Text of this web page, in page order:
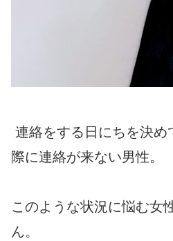
連絡をする日にちを決め
際に連絡が来ない男性。
このような状況に悩む女
ん。